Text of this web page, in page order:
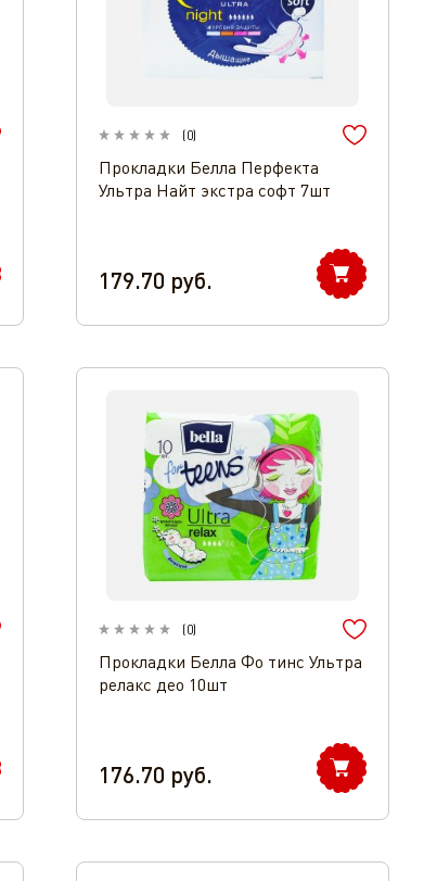
(0)
Прокладки Белла Перфекта
Ультра Найт экстра софт 7шт
179.70 руб.
(0)
Прокладки Белла Фо тинс Ультра
релакс део 10шт
176.70 руб.